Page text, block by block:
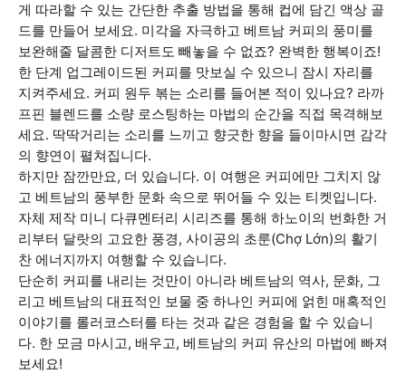
게 따라할 수 있는 간단한 추출 방법을 통해 컵에 담긴 액상 골
드를 만들어 보세요. 미각을 자극하고 베트남 커피의 풍미를
보완해줄 달콤한 디저트도 빼놓을 수 없죠? 완벽한 행복이죠!
한 단계 업그레이드된 커피를 맛보실 수 있으니 잠시 자리를
지켜주세요. 커피 원두 볶는 소리를 들어본 적이 있나요? 라까
프핀 블렌드를 소량 로스팅하는 마법의 순간을 직접 목격해보
세요. 딱딱거리는 소리를 느끼고 향긋한 향을 들이마시면 감각
의 향연이 펼쳐집니다.
하지만 잠깐만요, 더 있습니다. 이 여행은 커피에만 그치지 않
고 베트남의 풍부한 문화 속으로 뛰어들 수 있는 티켓입니다.
자체 제작 미니 다큐멘터리 시리즈를 통해 하노이의 번화한 거
리부터 달랏의 고요한 풍경, 사이공의 초룬(Chợ Lớn)의 활기
찬 에너지까지 여행할 수 있습니다.
단순히 커피를 내리는 것만이 아니라 베트남의 역사, 문화, 그
리고 베트남의 대표적인 보물 중 하나인 커피에 얽힌 매혹적인
이야기를 롤러코스터를 타는 것과 같은 경험을 할 수 있습니
다. 한 모금 마시고, 배우고, 베트남의 커피 유산의 마법에 빠져
보세요!